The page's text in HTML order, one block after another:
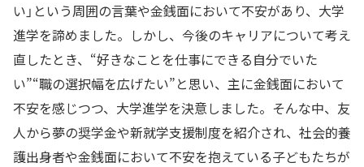
い」という周囲の言葉や金銭面において不安があり、大学
進学を諦めました。しかし、今後のキャリアについて考え
直したとき、“好きなことを仕事にできる自分でいた
い”“職の選択幅を広げたい”と思い、主に金銭面において
不安を感じつつ、大学進学を決意しました。そんな中、友
人から夢の奨学金や新就学支援制度を紹介され、社会的養
護出身者や金銭面において不安を抱えている子どもたちが